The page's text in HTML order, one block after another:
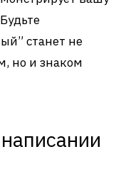
станет не
но и знаком